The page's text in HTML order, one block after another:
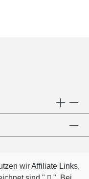
wir Affiliate Links,